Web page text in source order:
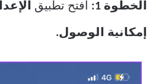
الخطوة 1: افتح تطبيق
إمكانية الوصول.